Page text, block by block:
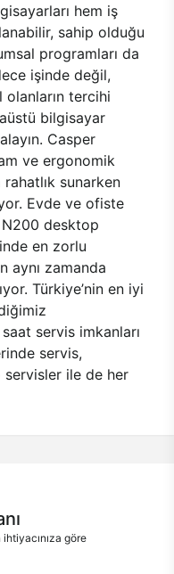
hem iş
sahip olduğu
programları da
işinde değil,
tercihi
bilgisayar
Casper
ve ergonomik
rahatlık sunarken
Evde ve ofiste
desktop
en zorlu
aynı zamanda
Türkiye’nin en iyi
servis imkanları
servis,
servisler ile de her
göre